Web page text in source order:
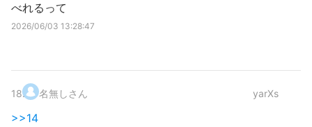
べれるって
2026/06/03 13:28:47
18. 名無しさん yarXs
>>14